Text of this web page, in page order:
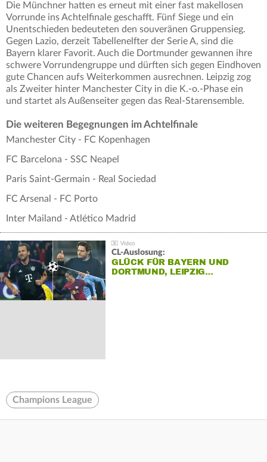
Die Münchner hatten es erneut mit einer fast makellosen
Vorrunde ins Achtelfinale geschafft. Fünf Siege und ein
Unentschieden bedeuteten den souveränen Gruppensieg.
Gegen Lazio, derzeit Tabellenelfter der Serie A, sind die
Bayern klarer Favorit. Auch die Dortmunder gewannen ihre
schwere Vorrundengruppe und dürften sich gegen Eindhoven
gute Chancen aufs Weiterkommen ausrechnen. Leipzig zog
als Zweiter hinter Manchester City in die K.-o.-Phase ein
und startet als Außenseiter gegen das Real-Starensemble.
Die weiteren Begegnungen im Achtelfinale
Manchester City - FC Kopenhagen
FC Barcelona - SSC Neapel
Paris Saint-Germain - Real Sociedad
FC Arsenal - FC Porto
Inter Mailand - Atlético Madrid
CL-Auslosung:
GLÜCK FÜR BAYERN UND
DORTMUND, LEIPZIG…
Champions League